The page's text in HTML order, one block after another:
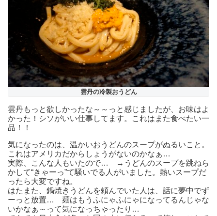
雲丹の冷製おうどん
雲丹もっと欲しかったな～～っと感じましたが、お味はよ
かった！シソがいい仕事してます。これはまた食べたい一
品！！
気になったのは、温かいおうどんのスープがぬるいこと。
これはアメリカだからしょうがないのかなぁ…
実際、こんな人もいたので… →うどんのスープを跳ねら
かして“きゃーっ”て騒いでる人がいました。熱いスープだ
ったら大変ですね。
はたまた、鍋焼きうどんを頼んでいた人は、話に夢中でず
ーっと放置… 麺はもうふにゃふにゃになってるんじゃな
いかなぁ～って気になっちゃったり…